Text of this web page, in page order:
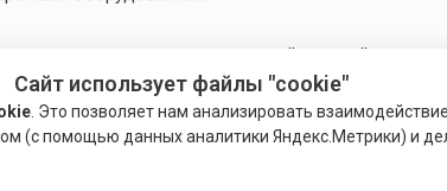
конденсаторной сваркой:
Сайт использует файлы "cookie"
. Это позволяет нам анализировать взаимодействие
(с помощью данных аналитики Яндекс.Метрики) и